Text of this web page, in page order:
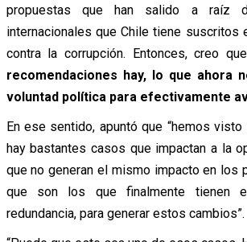
propuestas que han salido a raíz
internacionales que Chile tiene suscritos
contra la corrupción. Entonces, creo que
recomendaciones hay, lo que ahora
voluntad política para efectivamente
En ese sentido, apuntó que “hemos
hay bastantes casos que impactan a la
que no generan el mismo impacto en los
que son los que finalmente tienen
redundancia, para generar estos cambios”.